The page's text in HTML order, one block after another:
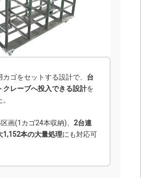
ゴをセットする設計で、 台
クレーブへ投入できる設計を
画(1カゴ24本収納)、 2台連
1,152本の大量処理にも対応可